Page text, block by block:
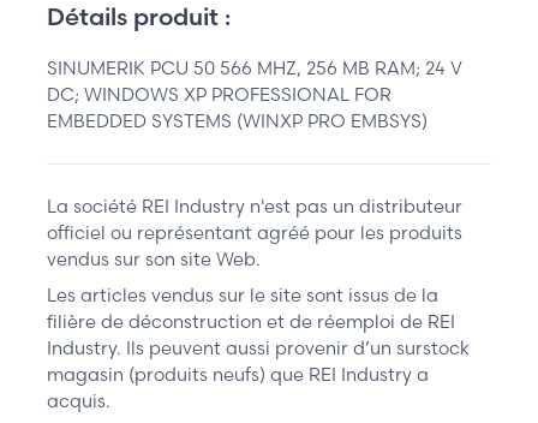
Détails produit :
SINUMERIK PCU 50 566 MHZ, 256 MB RAM; 24 V
DC; WINDOWS XP PROFESSIONAL FOR
EMBEDDED SYSTEMS (WINXP PRO EMBSYS)
La société REI Industry n'est pas un distributeur
officiel ou représentant agréé pour les produits
vendus sur son site Web.
Les articles vendus sur le site sont issus de la
filière de déconstruction et de réemploi de REI
Industry. Ils peuvent aussi provenir d’un surstock
magasin (produits neufs) que REI Industry a
acquis.